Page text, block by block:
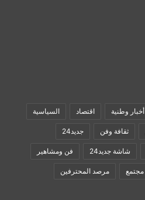
أخبار وطنية اقتصاد السياسية
ثقافة وفن جديد24
شاشة جديد24 فن ومشاهير
مجتمع مرصد المحترفين